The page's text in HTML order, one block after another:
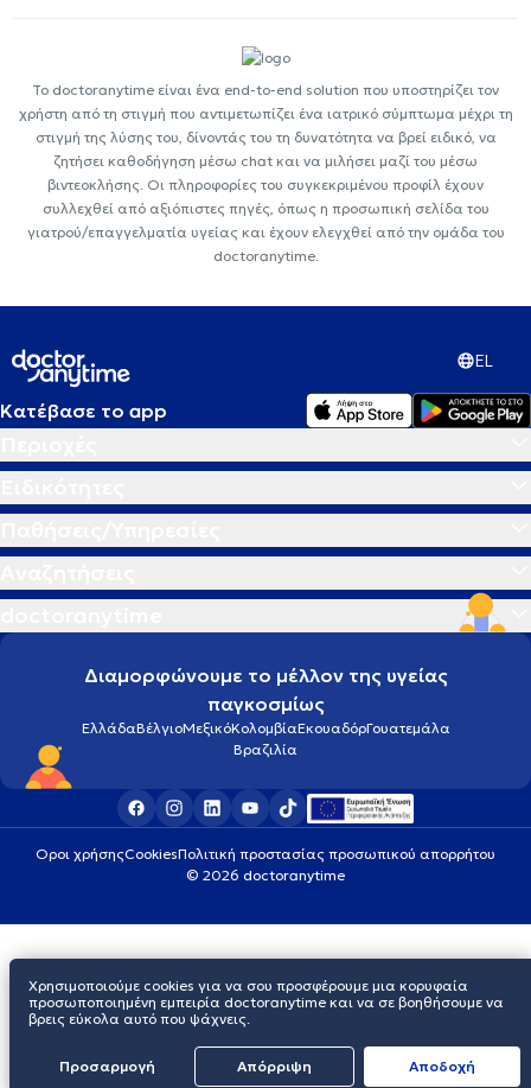
Το doctoranytime είναι ένα end-to-end solution που υποστηρίζει τον
χρήστη από τη στιγμή που αντιμετωπίζει ένα ιατρικό σύμπτωμα μέχρι τη
στιγμή της λύσης του, δίνοντάς του τη δυνατότητα να βρεί ειδικό, να
ζητήσει καθοδήγηση μέσω chat και να μιλήσει μαζί του μέσω
βιντεοκλήσης. Οι πληροφορίες του συγκεκριμένου προφίλ έχουν
συλλεχθεί από αξιόπιστες πηγές, όπως η προσωπική σελίδα του
γιατρού/επαγγελματία υγείας και έχουν ελεγχθεί από την ομάδα του
doctoranytime.
EL
Κατέβασε το app
Διαμορφώνουμε το μέλλον της υγείας
παγκοσμίως
ΕλλάδαΒέλγιοΜεξικόΚολομβίαΕκουαδόρΓουατεμάλα
Βραζιλία
Οροι χρήσηςCookiesΠολιτική προστασίας προσωπικού απορρήτου
© 2026 doctoranytime
Χρησιμοποιούμε cookies για να σου προσφέρουμε μια κορυφαία
προσωποποιημένη εμπειρία doctoranytime και να σε βοηθήσουμε να
βρεις εύκολα αυτό που ψάχνεις.
Προσαρμογή Απόρριψη Aποδοχή